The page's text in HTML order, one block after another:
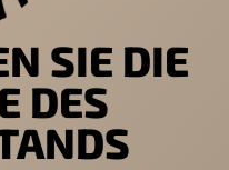
SIE DIE
DES